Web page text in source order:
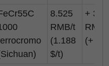
8.525
RMB/t
(1.188
$/t)
+ 330
(+ 45